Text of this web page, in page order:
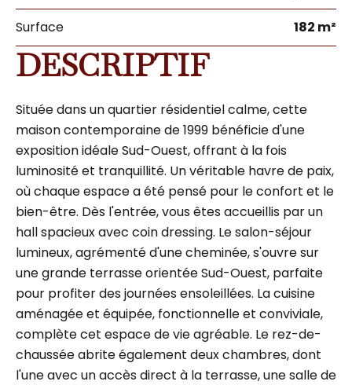
Surface 182 m²
DESCRIPTIF
Située dans un quartier résidentiel calme, cette
maison contemporaine de 1999 bénéficie d'une
exposition idéale Sud-Ouest, offrant à la fois
luminosité et tranquillité. Un véritable havre de paix,
où chaque espace a été pensé pour le confort et le
bien-être. Dès l'entrée, vous êtes accueillis par un
hall spacieux avec coin dressing. Le salon-séjour
lumineux, agrémenté d'une cheminée, s'ouvre sur
une grande terrasse orientée Sud-Ouest, parfaite
pour profiter des journées ensoleillées. La cuisine
aménagée et équipée, fonctionnelle et conviviale,
complète cet espace de vie agréable. Le rez-de-
chaussée abrite également deux chambres, dont
l'une avec un accès direct à la terrasse, une salle de